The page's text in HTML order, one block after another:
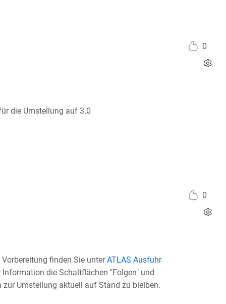
die Umstellung auf 3.0
0
finden Sie unterATLAS Ausfuhr
die Schaltflächen "Folgen" und
Umstellung aktuell auf Stand zu bleiben.
0